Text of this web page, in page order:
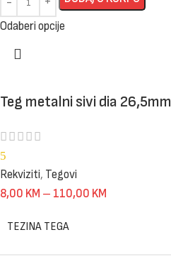
Odaberi opcije
Teg metalni sivi dia 26,5mm
5
Rekviziti, Tegovi
8,00 KM – 110,00 KM
TEZINA TEGA